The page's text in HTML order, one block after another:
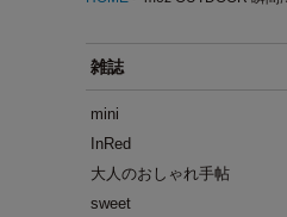
雑誌
mini
InRed
大人のおしゃれ手帖
sweet